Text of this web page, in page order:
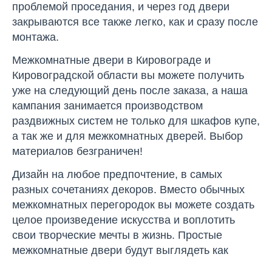
проблемой проседания, и через год двери
закрываются все также легко, как и сразу после
монтажа.
Межкомнатные двери в Кировограде и
Кировоградской области вы можете получить
уже на следующий день после заказа, а наша
кампания занимается производством
раздвижных систем не только для шкафов купе,
а так же и для межкомнатных дверей. Выбор
материалов безграничен!
Дизайн на любое предпочтение, в самых
разных сочетаниях декоров. Вместо обычных
межкомнатных перегородок вы можете создать
целое произведение искусства и воплотить
свои творческие мечты в жизнь. Простые
межкомнатные двери будут выглядеть как